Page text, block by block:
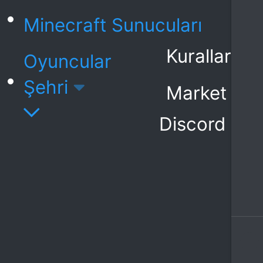
Minecraft Sunucuları
Oyuncular
Şehri
Kurallar
Market
Discord